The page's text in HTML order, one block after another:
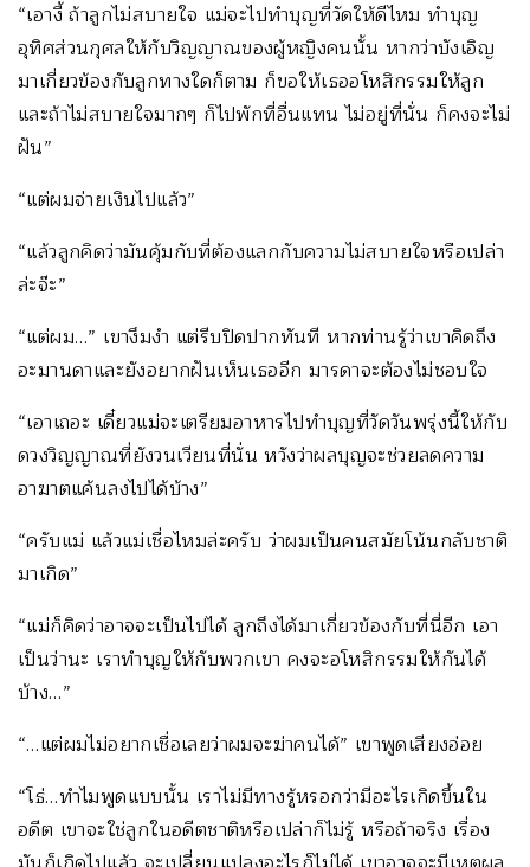
“เอางี้ ถ้าลูกไม่สบายใจ แม่จะไปทำบุญที่วัดให้ดีไหม ทำบุญ
อุทิศส่วนกุศลให้กับวิญญาณของผู้หญิงคนนั้น หากว่าบังเอิญ
มาเกี่ยวข้องกับลูกทางใดก็ตาม ก็ขอให้เธออโหสิกรรมให้ลูก
และถ้าไม่สบายใจมากๆ ก็ไปพักที่อื่นแทน ไม่อยู่ที่นั่น ก็คงจะไม่
ฝัน”
“แต่ผมจ่ายเงินไปแล้ว”
“แล้วลูกคิดว่ามันคุ้มกับที่ต้องแลกกับความไม่สบายใจหรือเปล่า
ล่ะจ๊ะ”
“แต่ผม…” เขางึมงำ แต่รีบปิดปากทันที หากท่านรู้ว่าเขาคิดถึง
อะมานดาและยังอยากฝันเห็นเธออีก มารดาจะต้องไม่ชอบใจ
“เอาเถอะ เดี๋ยวแม่จะเตรียมอาหารไปทำบุญที่วัดวันพรุ่งนี้ให้กับ
ดวงวิญญาณที่ยังวนเวียนที่นั่น หวังว่าผลบุญจะช่วยลดความ
อาฆาตแค้นลงไปได้บ้าง”
“ครับแม่ แล้วแม่เชื่อไหมล่ะครับ ว่าผมเป็นคนสมัยโน้นกลับชาติ
มาเกิด”
“แม่ก็คิดว่าอาจจะเป็นไปได้ ลูกถึงได้มาเกี่ยวข้องกับที่นี่อีก เอา
เป็นว่านะ เราทำบุญให้กับพวกเขา คงจะอโหสิกรรมให้กันได้
บ้าง…”
“…แต่ผมไม่อยากเชื่อเลยว่าผมจะฆ่าคนได้” เขาพูดเสียงอ่อย
“โธ่…ทำไมพูดแบบนั้น เราไม่มีทางรู้หรอกว่ามีอะไรเกิดขึ้นใน
อดีต เขาจะใช่ลูกในอดีตชาติหรือเปล่าก็ไม่รู้ หรือถ้าจริง เรื่อง